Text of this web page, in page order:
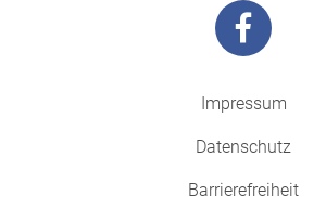
Impressum
Datenschutz
Barrierefreiheit